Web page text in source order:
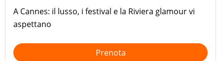
A Cannes: il lusso, i festival e la Riviera glamour vi
aspettano
Prenota